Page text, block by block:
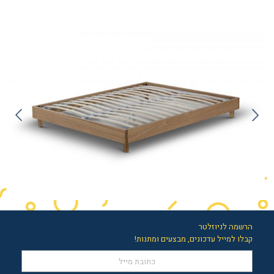
הרשמה לניוזלטר
קבלו למייל עדכונים, מבצעים ומתנות!